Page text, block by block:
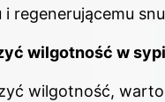
regenerującemu snu
wilgotność w
wilgotność,